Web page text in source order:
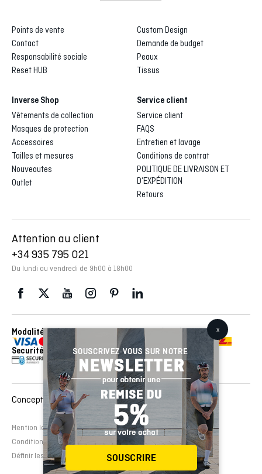
Points de vente
Contact
Responsabilité sociale
Reset HUB
Galerie de dessins
Custom Design
Demande de budget
Peaux
Tissus
Inverse Shop
Vêtements de collection
Masques de protection
Accessoires
Tailles et mesures
Nouveautes
Outlet
Service client
Service client
FAQS
Entretien et lavage
Conditions de contrat
POLITIQUE DE LIVRAISON ET
D’EXPÉDITION
Retours
Attention au client
+34 935 795 021
Du lundi au vendredi de 9h00 à 18h00
Modalités de paiement
Envois réalisés avec con
Securité
Mention légale Politique de cookies
Avertissement légal
Conditions de contrat
Définir les cookies
Conception et développement Web :EMFASI